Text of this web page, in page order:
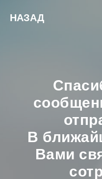
НАЗАД
В
Вами